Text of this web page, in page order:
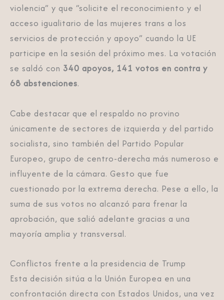
violencia” y que “solicite el reconocimiento y el
acceso igualitario de las mujeres trans a los
servicios de protección y apoyo” cuando la UE
participe en la sesión del próximo mes. La votación
se saldó con 340 apoyos, 141 votos en contra y
68 abstenciones.
Cabe destacar que el respaldo no provino
únicamente de sectores de izquierda y del partido
socialista, sino también del Partido Popular
Europeo, grupo de centro-derecha más numeroso e
influyente de la cámara. Gesto que fue
cuestionado por la extrema derecha. Pese a ello, la
suma de sus votos no alcanzó para frenar la
aprobación, que salió adelante gracias a una
mayoría amplia y transversal.
Conflictos frente a la presidencia de Trump
Esta decisión sitúa a la Unión Europea en una
confrontación directa con Estados Unidos, una vez